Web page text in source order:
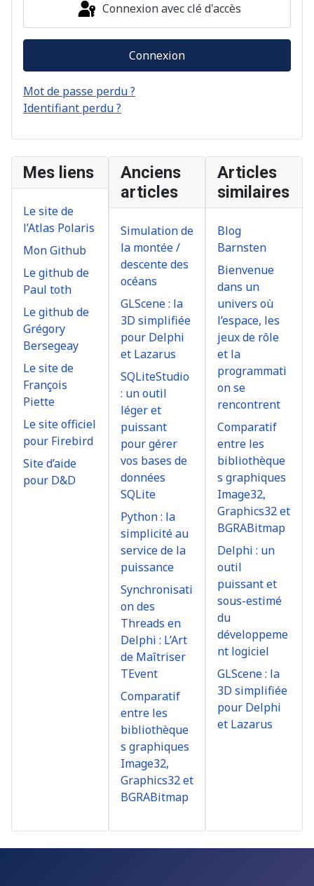
Connexion avec clé d'accès
Connexion
Mot de passe perdu ?
Identifiant perdu ?
Mes liens
Le site de
l’Atlas Polaris
Mon Github
Le github de
Paul toth
Le github de
Grégory
Bersegeay
Le site de
François
Piette
Le site officiel
pour Firebird
Site d’aide
pour D&D
Anciens
articles
Simulation de
la montée /
descente des
océans
GLScene : la
3D simplifiée
pour Delphi
et Lazarus
SQLiteStudio
: un outil
léger et
puissant
pour gérer
vos bases de
données
SQLite
Python : la
simplicité au
service de la
puissance
Synchronisati
on des
Threads en
Delphi : L’Art
de Maîtriser
TEvent
Comparatif
entre les
bibliothèque
s graphiques
Image32,
Graphics32 et
BGRABitmap
Articles
similaires
Blog
Barnsten
Bienvenue
dans un
univers où
l’espace, les
jeux de rôle
et la
programmati
on se
rencontrent
Comparatif
entre les
bibliothèque
s graphiques
Image32,
Graphics32 et
BGRABitmap
Delphi : un
outil
puissant et
sous-estimé
du
développeme
nt logiciel
GLScene : la
3D simplifiée
pour Delphi
et Lazarus